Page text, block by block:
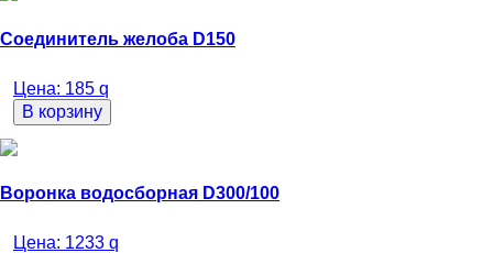
Соединитель желоба D150
Цена: 185 q
В корзину
Воронка водосборная D300/100
Цена: 1233 q